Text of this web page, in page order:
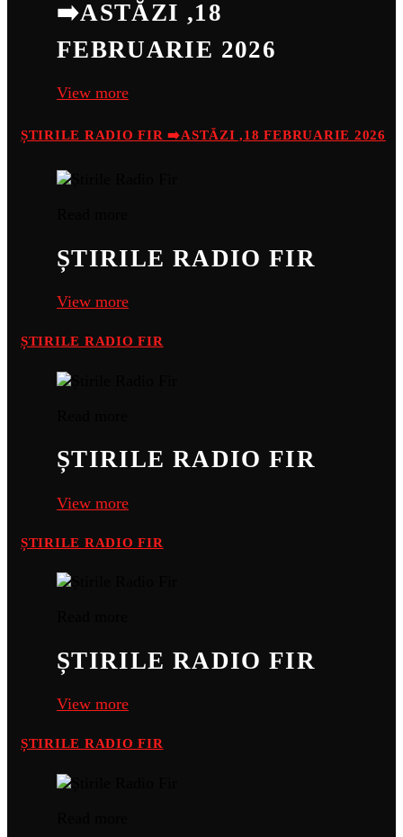
➡️ASTĂZI ,18
FEBRUARIE 2026
View more
ȘTIRILE RADIO FIR ➡️ASTĂZI ,18 FEBRUARIE 2026
ȘTIRILE RADIO FIR
View more
ȘTIRILE RADIO FIR
ȘTIRILE RADIO FIR
View more
ȘTIRILE RADIO FIR
ȘTIRILE RADIO FIR
View more
ȘTIRILE RADIO FIR